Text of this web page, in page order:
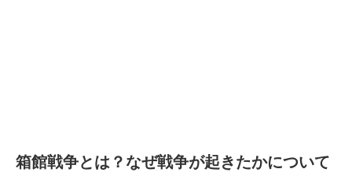
箱館戦争とは？なぜ戦争が起きたかについて